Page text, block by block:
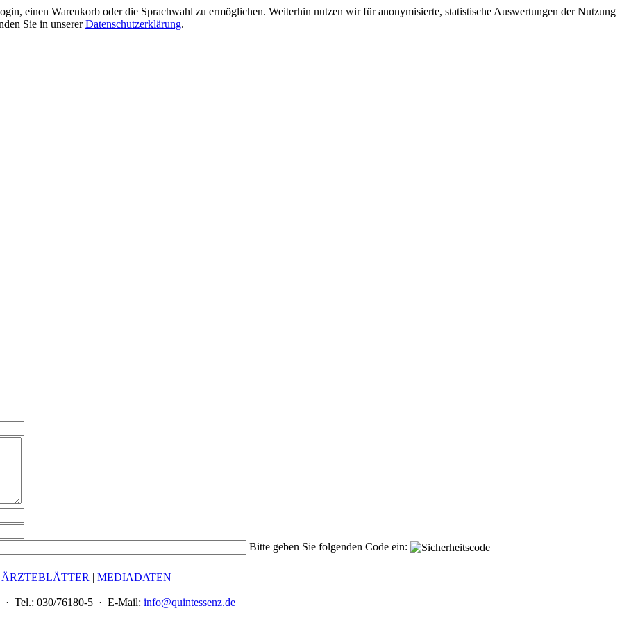
einen Warenkorb oder die Sprachwahl zu ermöglichen. Weiterhin nutzen wir für anonymisierte, statistische Auswertungen der Nutzung
Sie in unsererDatenschutzerklärung.
Bitte geben Sie folgenden Code ein:
ÄRZTEBLÄTTER | MEDIADATEN
Tel.: 030/76180-5 · E-Mail: info@quintessenz.de